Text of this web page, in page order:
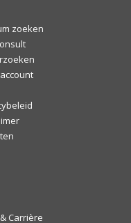
zoeken
Carrière